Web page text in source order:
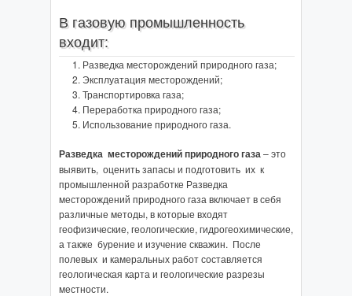
В газовую промышленность
входит:
Разведка месторождений природного газа;
Эксплуатация месторождений;
Транспортировка газа;
Переработка природного газа;
Использование природного газа.
Разведка месторождений природного газа– это
выявить, оценить запасы и подготовить их к
промышленной разработке Разведка
месторождений природного газа включает в себя
различные методы, в которые входят
геофизические, геологические, гидрогеохимические,
а также бурение и изучение скважин. После
полевых и камеральных работ составляется
геологическая карта и геологические разрезы
местности.